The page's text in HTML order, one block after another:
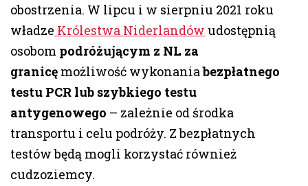
obostrzenia. W lipcu i w sierpniu 2021 roku
władze Królestwa Niderlandów udostępnią
osobom podróżującym z NL za
granicę możliwość wykonaniabezpłatnego
testu PCR lub szybkiego testu
antygenowego – zależnie od środka
transportu i celu podróży. Z bezpłatnych
testów będą mogli korzystać również
cudzoziemcy.